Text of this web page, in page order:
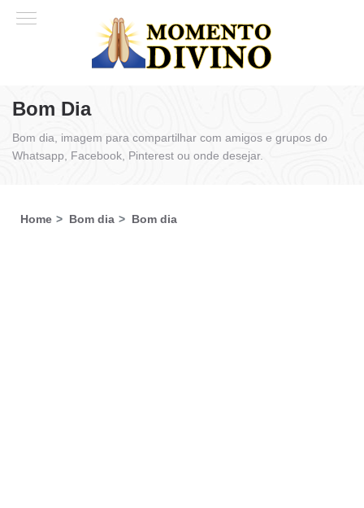
Bom Dia
Bom dia, imagem para compartilhar com amigos e grupos do
Whatsapp, Facebook, Pinterest ou onde desejar.
Home Bom dia Bom dia